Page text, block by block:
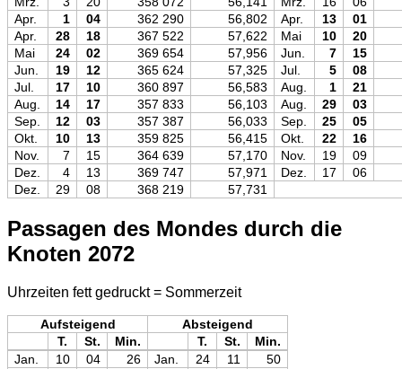
Apr.
1 04 362 290 56,802 Apr. 13
01
Apr.
28 18 367 522 57,622 Mai 10
20
Mai
24 02 369 654 57,956 Jun. 7
15
Jun.
19 12 365 624 57,325 Jul. 5
08
Jul.
17 10 360 897 56,583 Aug. 1
21
Aug.
14 17 357 833 56,103 Aug. 29
03
Sep.
12 03 357 387 56,033 Sep. 25
05
Okt.
10 13 359 825 56,415 Okt. 22
16
Nov.
7 15 364 639 57,170 Nov. 19
09
Dez.
4 13 369 747 57,971 Dez. 17
06
Dez.
29 08 368 219 57,731
Passagen des Mondes durch die
Knoten 2072
Uhrzeiten fett gedruckt = Sommerzeit
Aufsteigend
Absteigend
T.
St. Min. T. St.
Min.
Jan.
10 04 26 Jan. 24 11
50